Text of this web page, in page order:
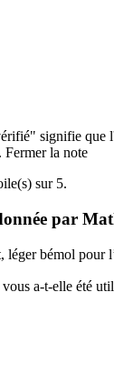
signifie que
Fermer la note
sur 5.
par
léger bémol pour
a-t-elle été